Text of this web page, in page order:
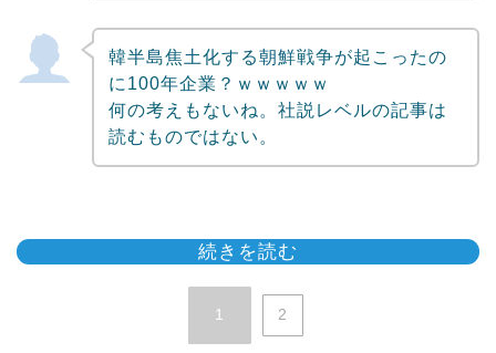
韓半島焦土化する朝鮮戦争が起こったの
に100年企業？ｗｗｗｗｗ
何の考えもないね。社説レベルの記事は
読むものではない。
続きを読む
1 2